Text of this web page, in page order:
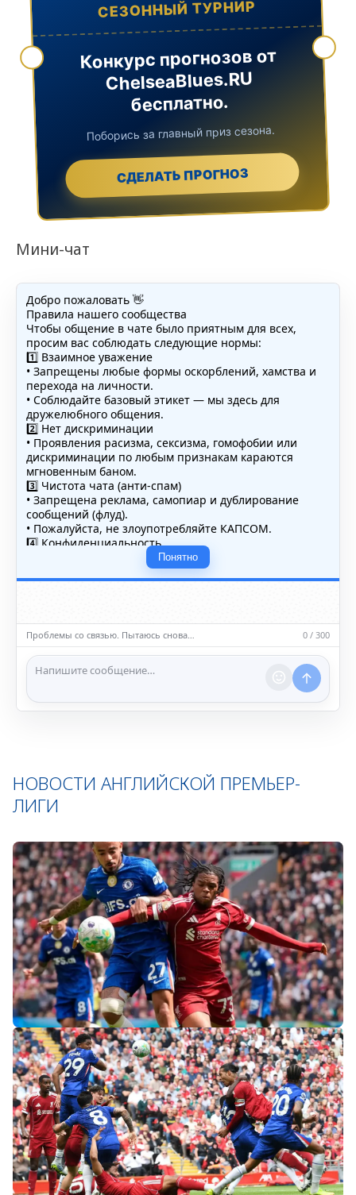
СЕЗОННЫЙ ТУРНИР
Конкурс прогнозов от
ChelseaBlues.RU
бесплатно.
Поборись за главный приз сезона.
СДЕЛАТЬ ПРОГНОЗ
Мини-чат
Добро пожаловать 👋
Правила нашего сообщества
Чтобы общение в чате было приятным для всех,
просим вас соблюдать следующие нормы:
1️⃣ Взаимное уважение
• Запрещены любые формы оскорблений, хамства и
перехода на личности.
• Соблюдайте базовый этикет — мы здесь для
дружелюбного общения.
2️⃣ Нет дискриминации
• Проявления расизма, сексизма, гомофобии или
дискриминации по любым признакам караются
мгновенным баном.
3️⃣ Чистота чата (анти-спам)
• Запрещена реклама, самопиар и дублирование
сообщений (флуд).
• Пожалуйста, не злоупотребляйте КАПСОМ.
4️⃣ Конфиденциальность
• Не публикуйте личные данные — свои или чужие
(телефоны, адреса, документы).
5️⃣ Уместность контента
насилию.
ℹ️ Модераторы и администраторы вправе удалять
сообщения и ограничивать доступ к чату при
нарушении правил.
Понятно
Проблемы со связью. Пытаюсь снова… 0 / 300
НОВОСТИ АНГЛИЙСКОЙ ПРЕМЬЕР-
ЛИГИ
«Слот не тот человек»: болельщики
«Ливерпуля» и «Челси» разнесли тренеров
после ничьей на «Энфилде»